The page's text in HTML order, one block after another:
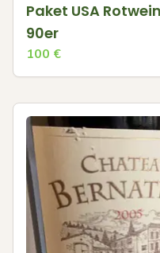
Paket USA
90er
100 €